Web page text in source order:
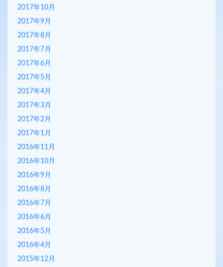
2017年10月
2017年9月
2017年8月
2017年7月
2017年6月
2017年5月
2017年4月
2017年3月
2017年2月
2017年1月
2016年11月
2016年10月
2016年9月
2016年8月
2016年7月
2016年6月
2016年5月
2016年4月
2015年12月